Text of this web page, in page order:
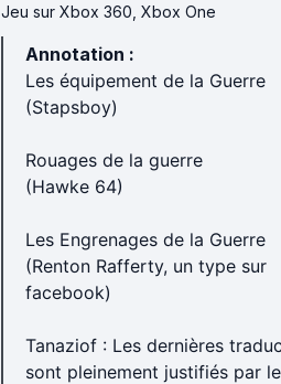
Jeu sur Xbox 360, Xbox One
Annotation :
Les équipement de la Guerre
(Stapsboy)
Rouages de la guerre
(Hawke 64)
Les Engrenages de la Guerre
(Renton Rafferty, un type sur
facebook)
Tanaziof : Les dernières
sont pleinement justifiés par